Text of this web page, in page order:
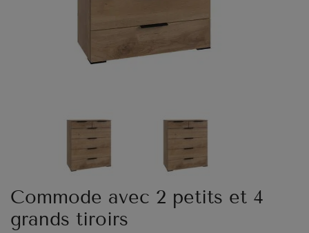
Commode avec 2 petits et 4
grands tiroirs